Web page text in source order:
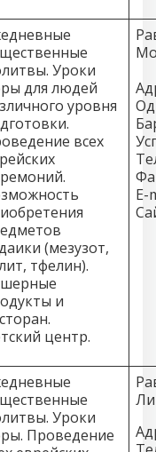
Уроки
для людей
уровня
всех
(мезузот,
тфелин).
и
центр.
E-
Уроки
Проведение